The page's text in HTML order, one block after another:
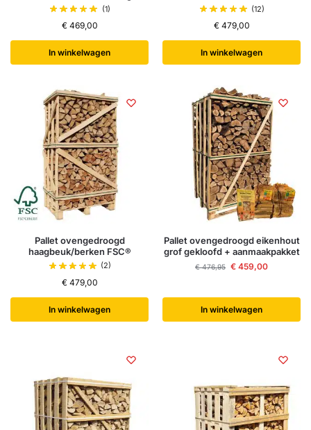
(1)
€469,00
In winkelwagen
(12)
€479,00
In winkelwagen
Pallet ovengedroogd
haagbeuk/berken FSC®
(2)
€479,00
In winkelwagen
Pallet ovengedroogd eikenhout
grof gekloofd + aanmaakpakket
€476,95 € 459,00
In winkelwagen